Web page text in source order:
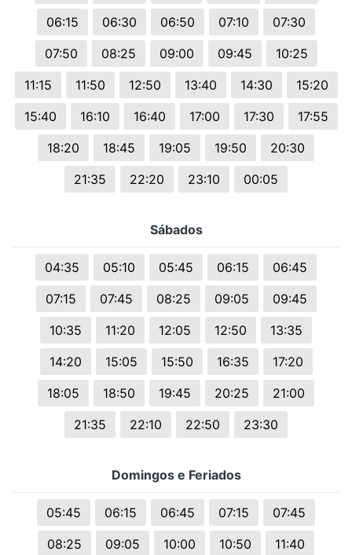
06:15
06:30 06:50 07:10
07:30
07:50
08:25 09:00 09:45
10:25
11:15
11:50 12:50 13:40 14:30
15:20
15:40
16:10 16:40 17:00 17:30
17:55
18:20
18:45 19:05 19:50
20:30
21:35
22:20 23:10 00:05
Sábados
04:35 05:10 05:45 06:15
06:45
07:15
07:45 08:25 09:05
09:45
10:35
11:20 12:05 12:50
13:35
14:20
15:05 15:50 16:35
17:20
18:05
18:50 19:45 20:25
21:00
21:35
22:10 22:50 23:30
Domingos e Feriados
05:45 06:15 06:45 07:15
07:45
08:25
09:05 10:00 10:50 11:40